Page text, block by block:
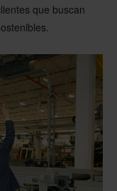
que buscan